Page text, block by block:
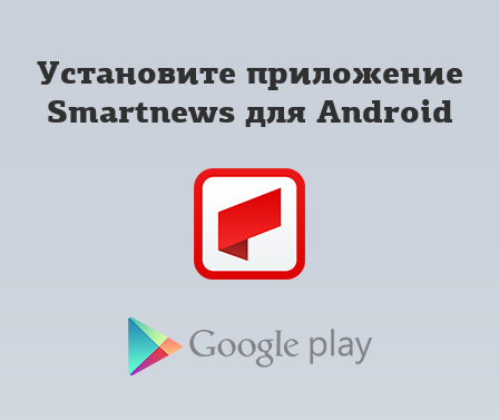
Установите приложение
Smartnews для Android